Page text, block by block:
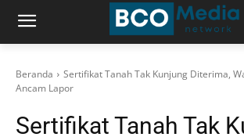
Beranda
Sertifikat Tanah Tak Kunjung Diterima,
Ancam Lapor
Sertifikat Tanah Tak